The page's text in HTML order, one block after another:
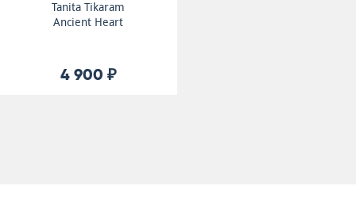
Tanita Tikaram
Ancient Heart
4 900 ₽